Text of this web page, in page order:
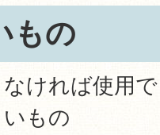
もの
ければ使用
もの